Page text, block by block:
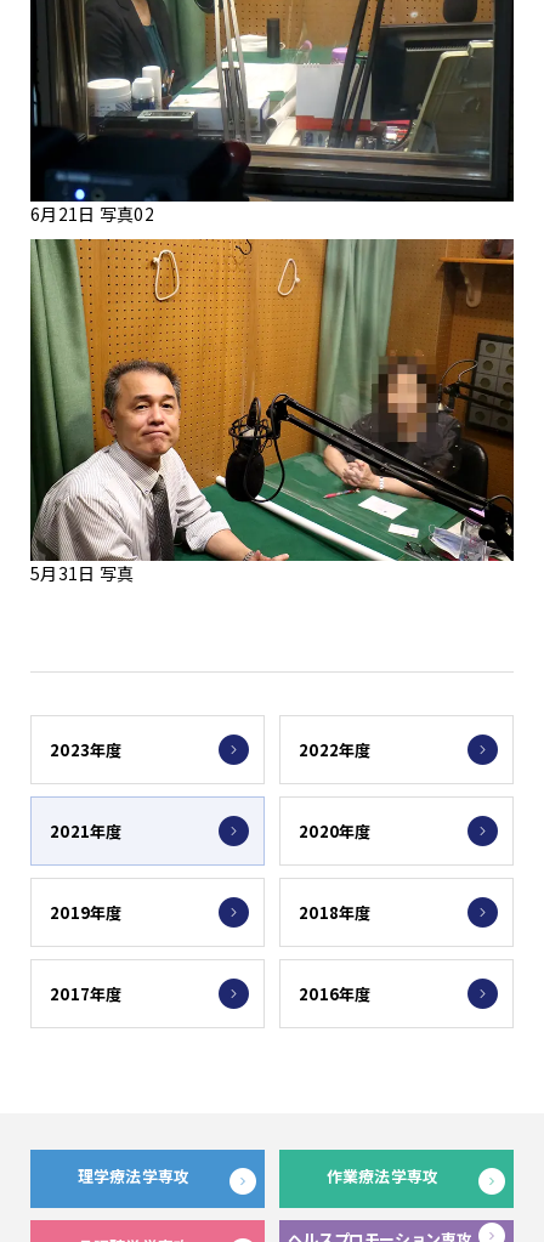
6月21日 写真02
5月31日 写真
2023年度 2022年度
2021年度 2020年度
2019年度 2018年度
2017年度 2016年度
理学療法学専攻 作業療法学専攻